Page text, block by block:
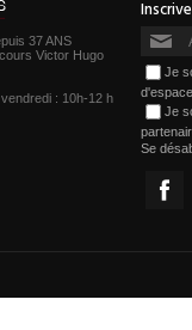
37 ANS
Victor Hugo
: 10h-12 h
Je
Je
Se